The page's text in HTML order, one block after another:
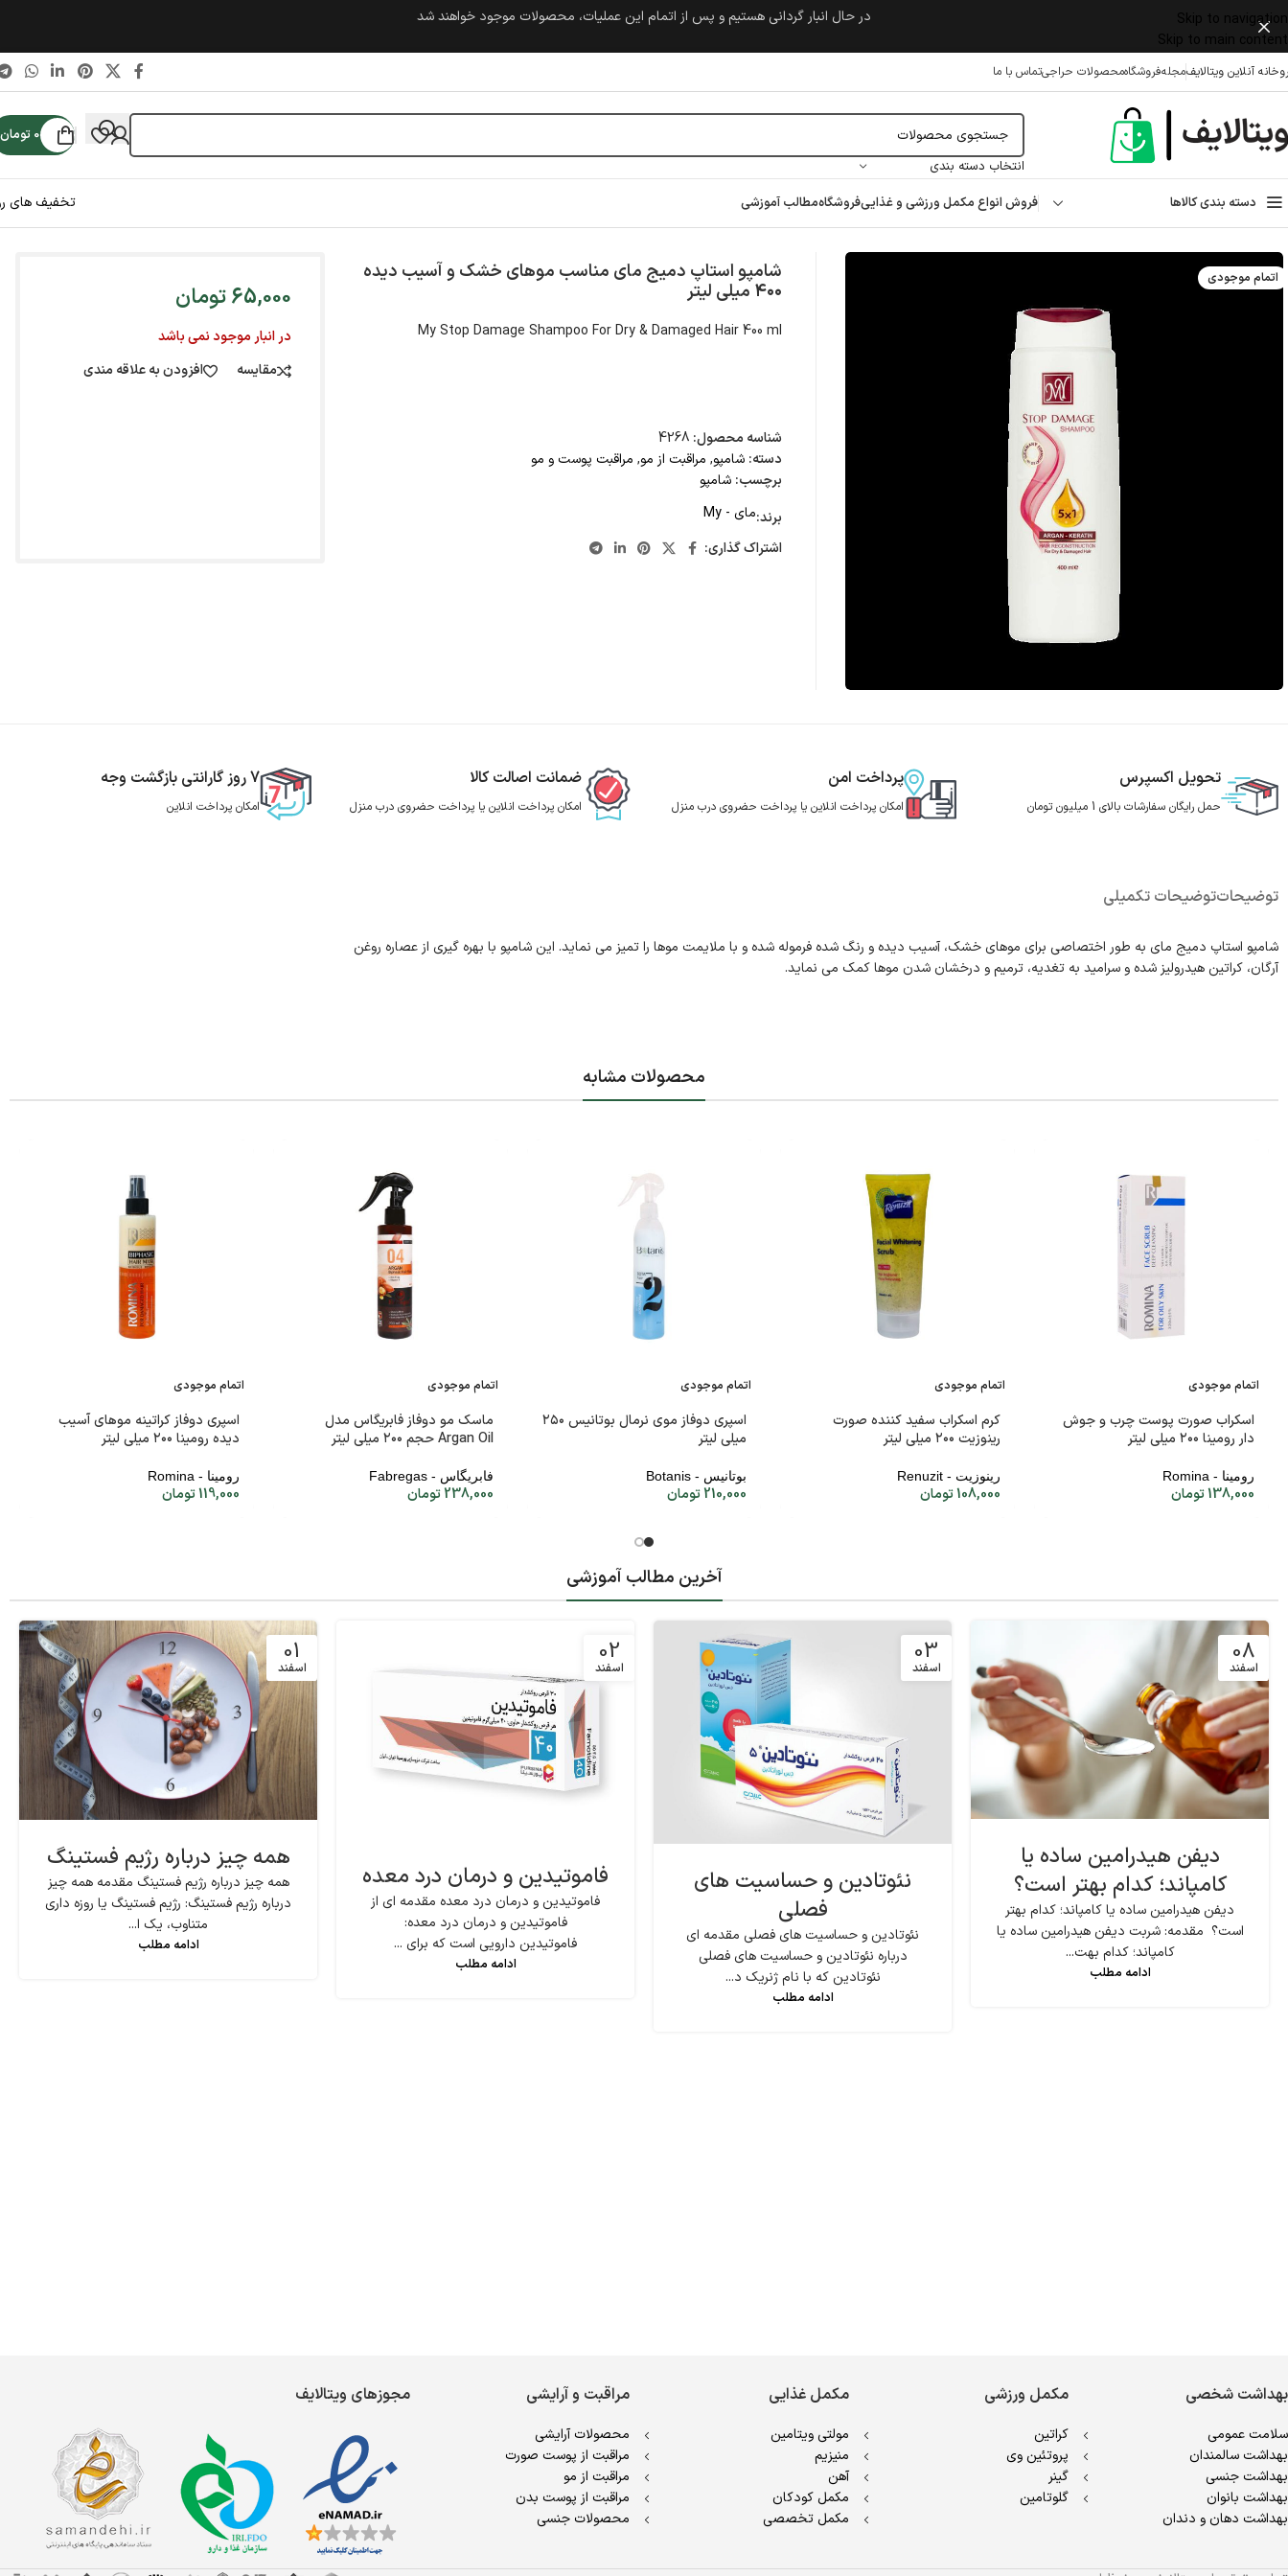
Skip to navigation
Skip to main content
در حال انبار گردانی هستیم و پس از اتمام این عملیات، محصولات موجود خواهند شد
آنلاین ویتالایفمجلهفروشگاهمحصولات حراجیتماس با ما
انتخاب دسته بندی
0 تومان
دسته بندی کالاها فروش انواع مکمل ورزشی و غذاییفروشگاهمطالب آموزشی
تخفیف های
اتمام موجودی شامپو استاپ دمیج مای مناسب موهای خشک و آسیب دیده
۴۰۰ میلی لیتر
My Stop Damage Shampoo For Dry & Damaged Hair 400 ml
شناسه محصول: 4268
دسته: شامپو, مراقبت از مو, مراقبت پوست و مو
برچسب: شامپو
برند:مای - My
اشتراک گذاری:
65,000تومان
در انبار موجود نمی باشد
مقایسه
افزودن به علاقه مندی
تحویل اکسپرس
حمل رایگان سفارشات بالای 1 میلیون تومان
پرداخت امن
امکان پرداخت انلاین یا پرداخت حضروی درب منزل
ضمانت اصالت کالا
امکان پرداخت انلاین یا پرداخت حضروی درب منزل
7 روز گارانتی بازگشت وجه
امکان پرداخت انلاین
توضیحاتتوضیحات تکمیلی
شامپو استاپ دمیج مای به طور اختصاصی برای موهای خشک، آسیب دیده و رنگ شده فرموله شده و با ملایمت موها را تمیز می نماید. این شامپو با بهره گیری از عصاره روغن
آرگان، کراتین هیدرولیز شده و سرامید به تغدیه، ترمیم و درخشان شدن موها کمک می نماید.
محصولات مشابه
اتمام موجودی
اسکراب صورت پوست چرب و جوش
دار رومینا ۲۰۰ میلی لیتر
رومینا - Romina
138,000تومان
اتمام موجودی
کرم اسکراب سفید کننده صورت
رینوزیت ۲۰۰ میلی لیتر
رینوزیت - Renuzit
108,000تومان
اتمام موجودی
اسپری دوفاز موی نرمال بوتانیس ۲۵۰
میلی لیتر
بوتانیس - Botanis
210,000تومان
اتمام موجودی
ماسک مو دوفاز فابریگاس مدل
Argan Oil حجم ۲۰۰ میلی لیتر
فابریگاس - Fabregas
238,000 تومان
اتمام موجودی
اسپری دوفاز کراتینه موهای آسیب
دیده رومینا ۲۰۰ میلی لیتر
رومینا - Romina
119,000تومان
آخرین مطالب آموزشی
08
اسفند
دیفن هیدرامین ساده یا
کامپاند؛ کدام بهتر است؟
دیفن هیدرامین ساده یا کامپاند؛ کدام بهتر
است؟ مقدمه: شربت دیفن هیدرامین ساده یا
کامپاند؛ کدام بهت...
ادامه مطلب
03
اسفند
نئوتادین و حساسیت های
فصلی
نئوتادین و حساسیت های فصلی مقدمه ای
درباره نئوتادین و حساسیت های فصلی
نئوتادین که با نام ژنریک د...
ادامه مطلب
02
اسفند
فاموتیدین و درمان درد معده
فاموتیدین و درمان درد معده مقدمه ای از
فاموتیدین و درمان درد معده:
فاموتیدین دارویی است که برای ...
ادامه مطلب
01
اسفند
همه چیز درباره رژیم فستینگ
همه چیز درباره رژیم فستینگ مقدمه همه چیز
درباره رژیم فستینگ: رژیم فستینگ یا روزه داری
متناوب، یک ا...
ادامه مطلب
بهداشت شخصی
سلامت عمومی
بهداشت سالمندان
بهداشت جنسی
بهداشت بانوان
بهداشت دهان و دندان
مکمل ورزشی
کراتین
پروتئین وی
گینر
گلوتامین
مکمل غذایی
مولتی ویتامین
منیزیم
آهن
مکمل کودکان
مکمل تخصصی
مراقبت و آرایشی
محصولات آرایشی
مراقبت از پوست صورت
مراقبت از مو
مراقبت از پوست بدن
محصولات جنسی
مجوزهای ویتالایف